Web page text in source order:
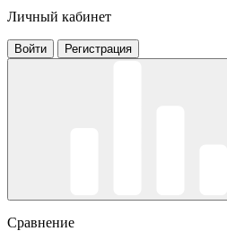
Личный кабинет
Войти Регистрация
Сравнение